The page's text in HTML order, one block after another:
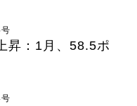
号
昇：1月、58.5ポ
号